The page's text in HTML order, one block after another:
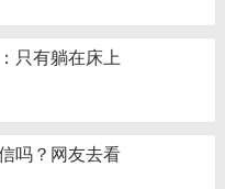
只有躺在床上
吗？网友去看